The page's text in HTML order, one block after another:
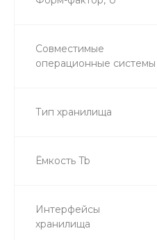
Совместимые
операционные системы
Тип хранилища
Ёмкость Tb
Интерфейсы
хранилища